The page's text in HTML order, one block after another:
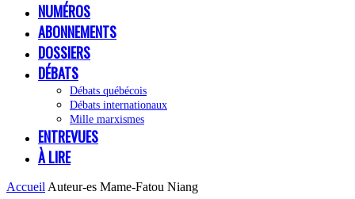
NUMÉROS
ABONNEMENTS
DOSSIERS
DÉBATS
Débats québécois
Débats internationaux
Mille marxismes
ENTREVUES
À LIRE
Accueil Auteur-es Mame-Fatou Niang